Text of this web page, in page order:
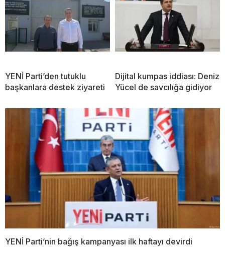
YENİ Parti’den tutuklu
başkanlara destek ziyareti
Dijital kumpas iddiası: Deniz
Yücel de savcılığa gidiyor
YENİ Parti’nin bağış kampanyası ilk haftayı devirdi